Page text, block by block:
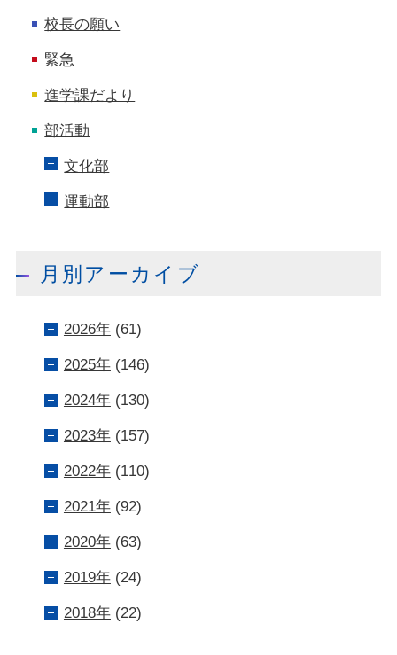
校長の願い
緊急
進学課だより
部活動
文化部
運動部
月別アーカイブ
2026年(61)
2025年(146)
2024年(130)
2023年(157)
2022年(110)
2021年(92)
2020年(63)
2019年(24)
2018年(22)